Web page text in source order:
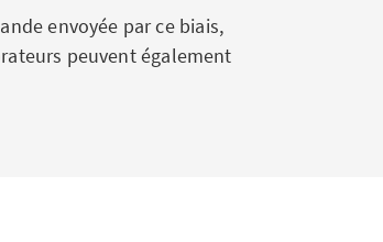
envoyée par ce biais,
peuvent également